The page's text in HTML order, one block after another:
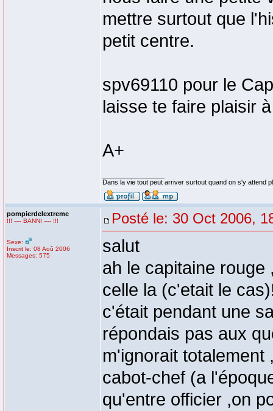
mettre surtout que
petit centre.
spv69110 pour le
laisse te faire plaisir
A+
Dans la vie tout peut arriver surtout quand on s'y attend
pompierdelextreme
!!! ---- BANNI ---- !!!
Sexe:
Inscrit le: 08 Aoû 2006
Messages: 575
Posté le: 30 Oct 2006,
salut
ah le capitaine rouge
celle la (c'etait le
c'était pendant une
répondais pas aux
m'ignorait
cabot-chef (a
qu'entre officier ,on